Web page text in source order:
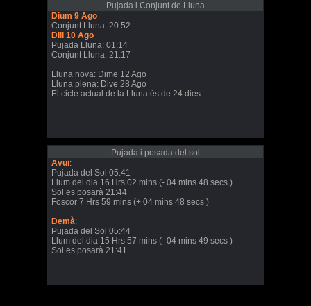
Pujada i Conjunt de Lluna
Dium 9 Ago
Conjunt Lluna: 20:52
Dill 10 Ago
Pujada Lluna: 01:14
Conjunt Lluna: 21:17
Lluna nova: Dime 12 Ago
Lluna plena: Dive 28 Ago
El cicle actual de la Lluna és de 24 dies
Pujada i posada del sol
Avui:
Pujada del Sol 05:41
Llum del dia 16 Hrs 02 mins (- 04 mins 48 secs )
Sol es posarà 21:44
Foscor 7 Hrs 59 mins (+ 04 mins 48 secs )
Demà:
Pujada del Sol 05:44
Llum del dia 15 Hrs 57 mins (- 04 mins 49 secs )
Sol es posarà 21:41